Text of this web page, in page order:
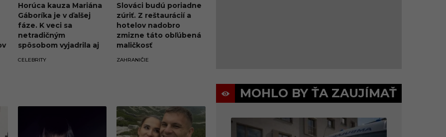
Horúca kauza Mariána
Gáboríka je v ďalšej
fáze. K veci sa
netradičným
spôsobom vyjadrila aj
CELEBRITY
Slováci budú poriadne
zúriť. Z reštaurácií a
hotelov nadobro
zmizne táto obľúbená
maličkosť
ZAHRANIČIE
MOHLO BY ŤA ZAUJÍMAŤ